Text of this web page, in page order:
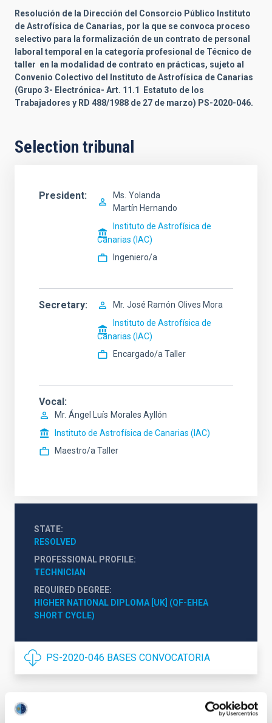
Resolución de la Dirección del Consorcio Público Instituto
de Astrofísica de Canarias, por la que se convoca proceso
selectivo para la formalización de un contrato de personal
laboral temporal en la categoría profesional de Técnico de
taller en la modalidad de contrato en prácticas, sujeto al
Convenio Colectivo del Instituto de Astrofísica de Canarias
(Grupo 3- Electrónica- Art. 11.1 Estatuto de los
Trabajadores y RD 488/1988 de 27 de marzo) PS-2020-046.
Selection tribunal
President Ms. Yolanda
Martín Hernando
Instituto de Astrofísica de
Canarias (IAC)
Ingeniero/a
Secretary Mr. José Ramón Olives Mora
Instituto de Astrofísica de
Canarias (IAC)
Encargado/a Taller
Vocal
Mr. Ángel Luís Morales Ayllón
Instituto de Astrofísica de Canarias (IAC)
Maestro/a Taller
STATE
RESOLVED
PROFESSIONAL PROFILE
TECHNICIAN
REQUIRED DEGREE
HIGHER NATIONAL DIPLOMA [UK] (QF-EHEA
SHORT CYCLE)
PS-2020-046 BASES CONVOCATORIA